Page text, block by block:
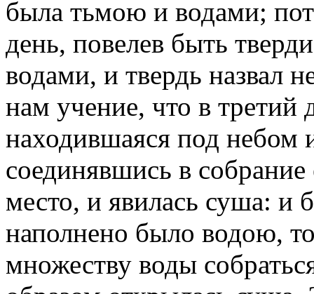
была тьмою и водами;
день, повелев быть
водами, и твердь назвал
нам учение, что в третий
находившаяся под небом
соединявшись в
место, и явилась суша: и
наполнено было водою,
множеству воды